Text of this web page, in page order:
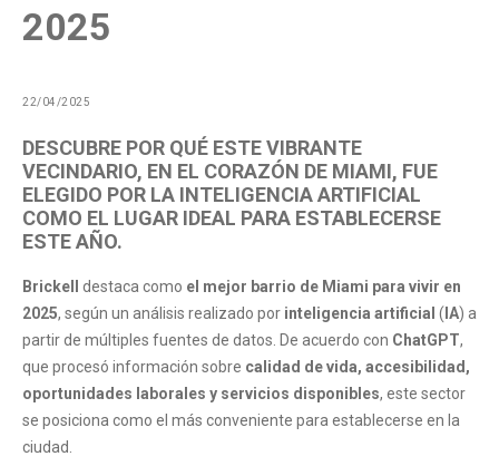
2025
22/04/2025
DESCUBRE POR QUÉ ESTE VIBRANTE
VECINDARIO, EN EL CORAZÓN DE MIAMI, FUE
ELEGIDO POR LA INTELIGENCIA ARTIFICIAL
COMO EL LUGAR IDEAL PARA ESTABLECERSE
ESTE AÑO.
Brickell destaca como el mejor barrio de Miami para vivir en
2025, según un análisis realizado por inteligencia artificial ( IA) a
partir de múltiples fuentes de datos. De acuerdo con ChatGPT,
que procesó información sobre calidad de vida, accesibilidad,
oportunidades laborales y servicios disponibles, este sector
se posiciona como el más conveniente para establecerse en la
ciudad.